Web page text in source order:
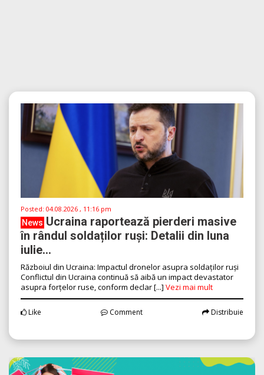
Posted: 04.08.2026 , 11:16 pm
News Ucraina raportează pierderi masive
în rândul soldaților ruși: Detalii din luna
iulie...
Războiul din Ucraina: Impactul dronelor asupra soldaților ruși
Conflictul din Ucraina continuă să aibă un impact devastator
asupra forțelor ruse, conform declar [...] Vezi mai mult
Like Comment Distribuie